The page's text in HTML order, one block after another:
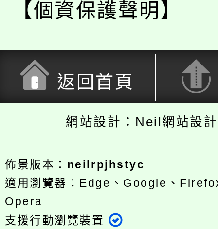
【個資保護聲明】
返回首頁
網站設計：Neil網站設
佈景版本： neilrpjhstyc
適用瀏覽器：Edge、Google、
Opera
支援行動瀏覽裝置